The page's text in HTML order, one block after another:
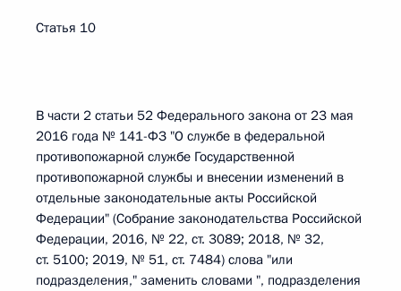
Статья 10
В части 2 статьи 52 Федерального закона от 23 мая
2016 года № 141-ФЗ "О службе в федеральной
противопожарной службе Государственной
противопожарной службы и внесении изменений в
отдельные законодательные акты Российской
Федерации" (Собрание законодательства Российской
Федерации, 2016, № 22, ст. 3089; 2018, № 32,
ст. 5100; 2019, № 51, ст. 7484) слова "или
подразделения," заменить словами ", подразделения